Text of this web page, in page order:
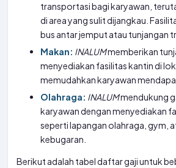
transportasi bagi karyawan,
di area yang sulit dijangkau.
bus antar jemput atau tunjangan
Makan: INALUMmemberikan
menyediakan fasilitas kantin di
memudahkan karyawan
Olahraga: INALUMmendukung
karyawan dengan menyediakan
seperti lapangan olahraga, gym,
kebugaran.
Berikut adalah tabel daftar gaji untuk